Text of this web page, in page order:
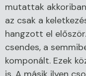
mutattak
az csak a
hangzott el
csendes, a
komponált. Ezek